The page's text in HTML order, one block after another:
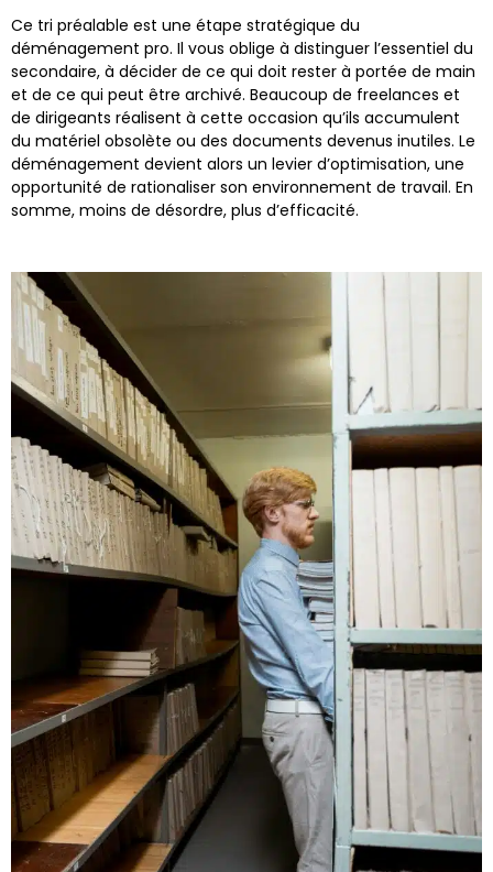
Ce tri préalable est une étape stratégique du
déménagement pro. Il vous oblige à distinguer l’essentiel du
secondaire, à décider de ce qui doit rester à portée de main
et de ce qui peut être archivé. Beaucoup de freelances et
de dirigeants réalisent à cette occasion qu’ils accumulent
du matériel obsolète ou des documents devenus inutiles. Le
déménagement devient alors un levier d’optimisation, une
opportunité de rationaliser son environnement de travail. En
somme, moins de désordre, plus d’efficacité.